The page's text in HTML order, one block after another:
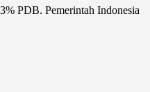
PDB. Pemerintah Indonesia